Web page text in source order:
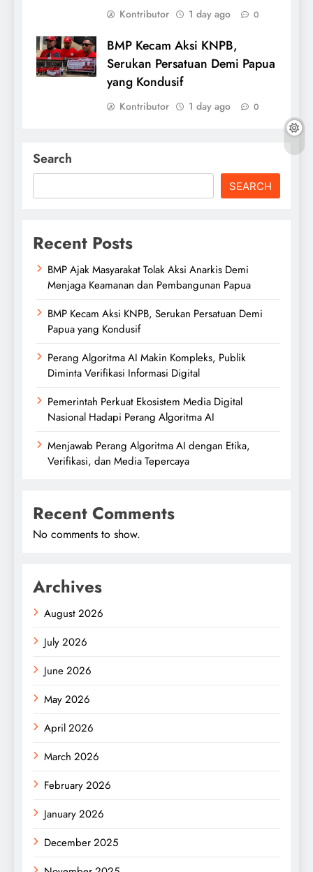
Kontributor 1 day ago 0
BMP Kecam Aksi KNPB,
Serukan Persatuan Demi Papua
yang Kondusif
Kontributor 1 day ago 0
Search
SEARCH
Recent Posts
BMP Ajak Masyarakat Tolak Aksi Anarkis Demi
Menjaga Keamanan dan Pembangunan Papua
BMP Kecam Aksi KNPB, Serukan Persatuan Demi
Papua yang Kondusif
Perang Algoritma AI Makin Kompleks, Publik
Diminta Verifikasi Informasi Digital
Pemerintah Perkuat Ekosistem Media Digital
Nasional Hadapi Perang Algoritma AI
Menjawab Perang Algoritma AI dengan Etika,
Verifikasi, dan Media Tepercaya
Recent Comments
No comments to show.
Archives
August 2026
July 2026
June 2026
May 2026
April 2026
March 2026
February 2026
January 2026
December 2025